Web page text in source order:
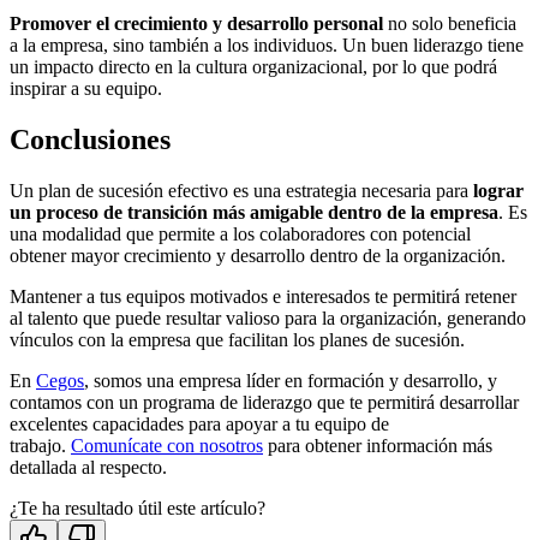
Promover el crecimiento y desarrollo personal no solo beneficia
a la empresa, sino también a los individuos. Un buen liderazgo tiene
un impacto directo en la cultura organizacional, por lo que podrá
inspirar a su equipo.
Conclusiones
Un plan de sucesión efectivo es una estrategia necesaria para lograr
un proceso de transición más amigable dentro de la empresa. Es
una modalidad que permite a los colaboradores con potencial
obtener mayor crecimiento y desarrollo dentro de la organización.
Mantener a tus equipos motivados e interesados te permitirá retener
al talento que puede resultar valioso para la organización, generando
vínculos con la empresa que facilitan los planes de sucesión.
En Cegos, somos una empresa líder en formación y desarrollo, y
contamos con un programa de liderazgo que te permitirá desarrollar
excelentes capacidades para apoyar a tu equipo de
trabajo. Comunícate con nosotros para obtener información más
detallada al respecto.
¿Te ha resultado útil este artículo?